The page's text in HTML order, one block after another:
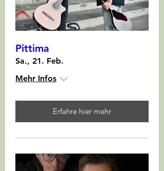
Pittima
Sa., 21. Feb.
Mehr Infos
Erfahre hier mehr